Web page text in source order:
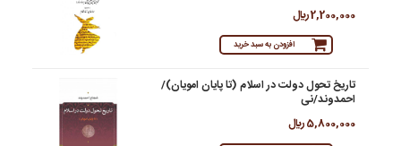
2,200,000 ريال
افزودن به سبد خرید
تاریخ تحول دولت در اسلام (تا پایان امویان)/
احمدوند/نی
5,800,000 ريال